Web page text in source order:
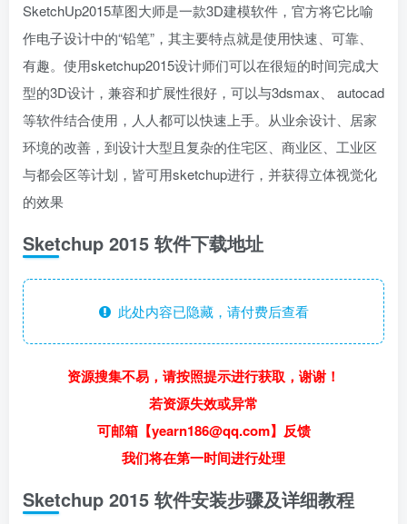
SketchUp2015草图大师是一款3D建模软件，官方将它比喻
作电子设计中的“铅笔”，其主要特点就是使用快速、可靠、
有趣。使用sketchup2015设计师们可以在很短的时间完成大
型的3D设计，兼容和扩展性很好，可以与3dsmax、 autocad
等软件结合使用，人人都可以快速上手。从业余设计、居家
环境的改善，到设计大型且复杂的住宅区、商业区、工业区
与都会区等计划，皆可用sketchup进行，并获得立体视觉化
的效果
Sketchup 2015 软件下载地址
此处内容已隐藏，请付费后查看
资源搜集不易，请按照提示进行获取，谢谢！
若资源失效或异常
可邮箱【yearn186@qq.com】反馈
我们将在第一时间进行处理
Sketchup 2015 软件安装步骤及详细教程